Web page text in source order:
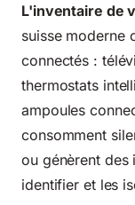
L'inventaire de
suisse moderne
connectés :
thermostats
ampoules
consomment
ou génèrent des
identifier et les